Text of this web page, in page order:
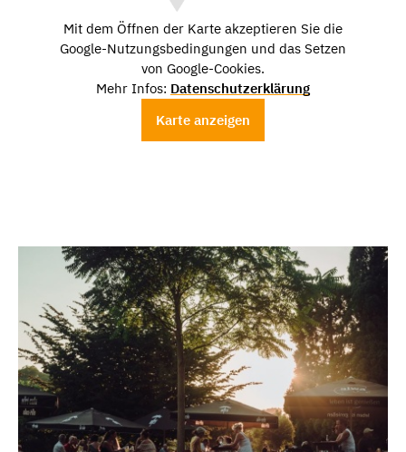
Mit dem Öffnen der Karte akzeptieren Sie die
Google-Nutzungsbedingungen und das Setzen
von Google-Cookies.
Mehr Infos: Datenschutzerklärung
Karte anzeigen